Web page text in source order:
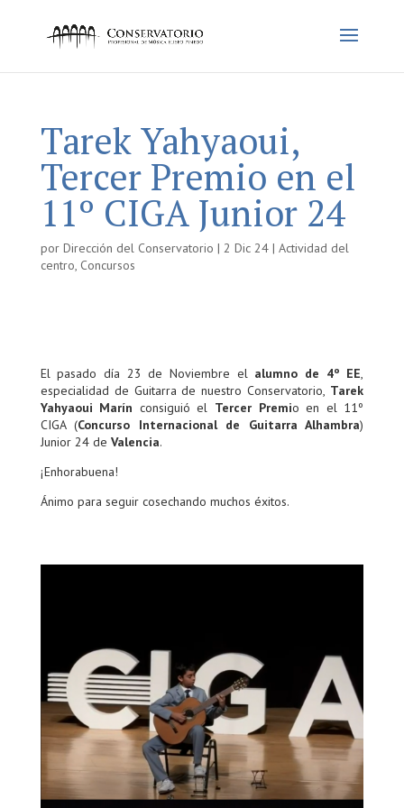
Tarek Yahyaoui,
Tercer Premio en el
11º CIGA Junior 24
por Dirección del Conservatorio | 2 Dic 24| Actividad del
centro, Concursos
El pasado día 23 de Noviembre el alumno de 4º EE,
especialidad de Guitarra de nuestro Conservatorio, Tarek
Yahyaoui Marín consiguió el Tercer Premio en el 11º
CIGA (Concurso Internacional de Guitarra Alhambra)
Junior 24 de Valencia.
¡Enhorabuena!
Ánimo para seguir cosechando muchos éxitos.